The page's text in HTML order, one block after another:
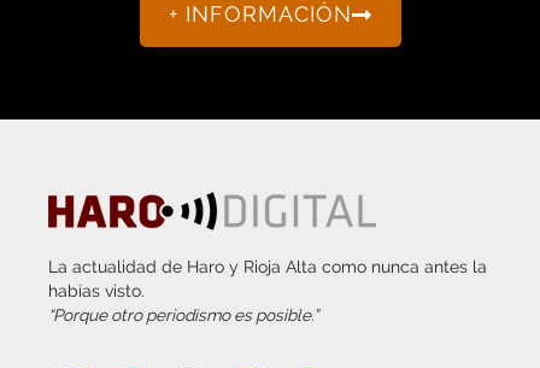
+ INFORMACIÓN
La actualidad de Haro y Rioja Alta como nunca antes la
habías visto.
“Porque otro periodismo es posible.”